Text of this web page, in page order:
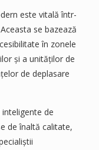
este vitală într-
se bazează
în zonele
și a unităților de
de deplasare
de
de înaltă calitate,